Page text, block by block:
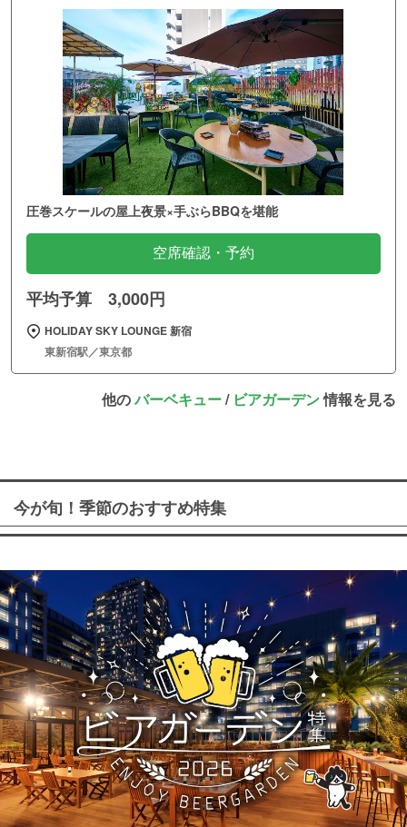
圧巻スケールの屋上夜景×手ぶらBBQを堪能
空席確認・予約
平均予算 3,000円
HOLIDAY SKY LOUNGE 新宿
東新宿駅／東京都
他のバーベキュー/ ビアガーデン情報を見る
今が旬！季節のおすすめ特集